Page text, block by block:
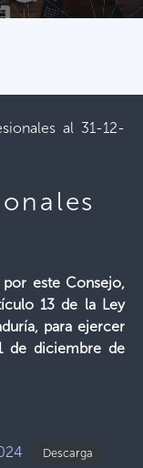
al 31-12-
por este Consejo,
13 de la Ley
para ejercer
de diciembre de
Descarga